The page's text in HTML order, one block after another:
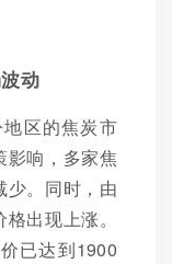
动
区的焦炭市
影响，多家焦
少。同时，由
出现上涨。
已达到1900